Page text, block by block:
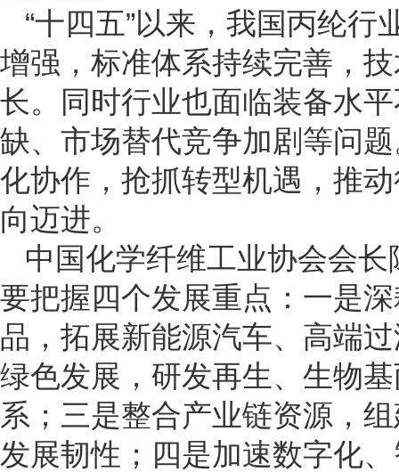
“十四五”以来，我国丙纶
增强，标准体系持续完善，
长。同时行业也面临装备水
缺、市场替代竞争加剧等问
化协作，抢抓转型机遇，推
向迈进。
中国化学纤维工业协会会长
要把握四个发展重点：一是
品，拓展新能源汽车、高端
绿色发展，研发再生、生物
系；三是整合产业链资源，
发展韧性；四是加速数字化